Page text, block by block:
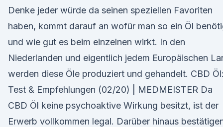
Denke jeder würde da seinen speziellen Favoriten
haben, kommt darauf an wofür man so ein Öl
und wie gut es beim einzelnen wirkt. In den
Niederlanden und eigentlich jedem Europäischen
werden diese Öle produziert und gehandelt. CBD Öl:
Test & Empfehlungen (02/20) | MEDMEISTER Da
CBD Öl keine psychoaktive Wirkung besitzt, ist der
Erwerb vollkommen legal. Darüber hinaus